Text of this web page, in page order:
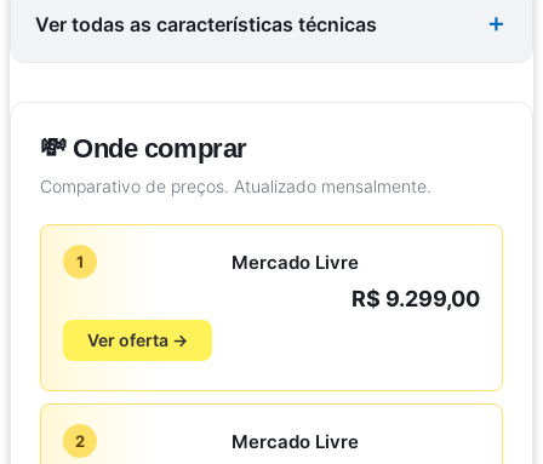
Ver todas as características técnicas
💸 Onde comprar
Comparativo de preços. Atualizado mensalmente.
1 Mercado Livre
R$ 9.299,00
Ver oferta →
2 Mercado Livre